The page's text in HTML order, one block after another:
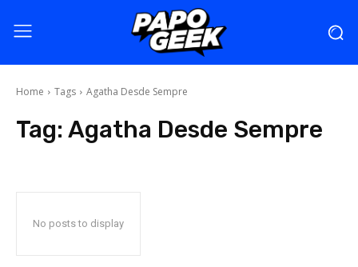
Home Tags Agatha Desde Sempre
Tag: Agatha Desde Sempre
No posts to display